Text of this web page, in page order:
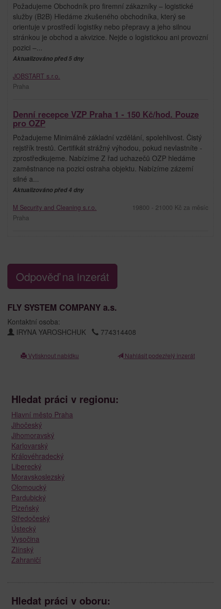
Požadujeme Obchodník pro firemní zákazníky – logistické
služby (B2B) Hledáme zkušeného obchodníka, který se
orientuje v prostředí logistiky nebo přepravy a jeho silnou
stránkou je obchod a akvizice. Nejde o logistickou ani provozní
pozici –...
Aktualizováno před 5 dny
JOBSTART s.r.o.
Praha
Denní recepce VZP Praha 1 - 150 Kč/hod. Pouze
pro OZP
Požadujeme Minimálně základní vzdělání, spolehlivost. Čistý
rejstřík trestů. Certifikát strážný výhodou, pokud nevlastníte -
zprostředkujeme. Nabízíme Z řad uchazečů OZP hledáme
zaměstnance na pozici ostraha objektu. Nabízíme zázemí
silné a...
Aktualizováno před 4 dny
M Security and Cleaning s.r.o.
Praha
19800 - 21000 Kč za měsíc
Odpověď na inzerát
FLY SYSTEM COMPANY a.s.
Kontaktní osoba:
IRYNA YAROSHCHUK
774314408
Vytisknout nabídku Nahlásit podezřelý inzerát
Hledat práci v regionu:
Hlavní město Praha
Jihočeský
Jihomoravský
Karlovarský
Královéhradecký
Liberecký
Moravskoslezský
Olomoucký
Pardubický
Plzeňský
Středočeský
Ústecký
Vysočina
Zlínský
Zahraničí
Hledat práci v oboru: